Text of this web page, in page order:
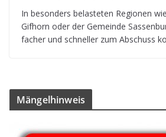
In beson­ders belas­te­ten Regio­nen
Gif­horn oder der Gemeinde
fa­cher und schnel­ler zum Abschuss
Män­gel­hin­weis